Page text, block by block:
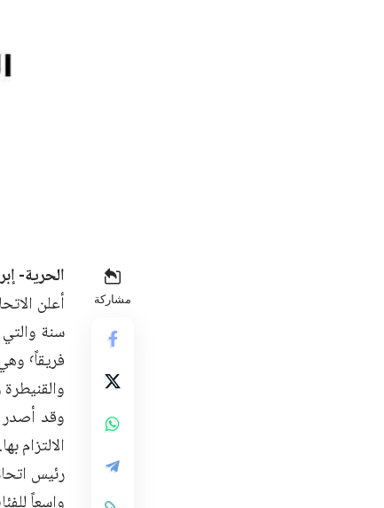
مشاركة
الحرية-
وقد أصدر
الالتزام بها.
رئيس